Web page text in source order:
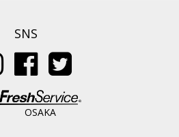
SNS
OSAKA